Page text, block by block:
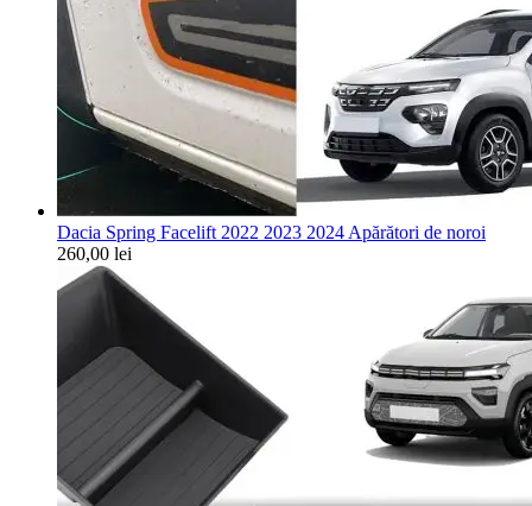
Dacia Spring Facelift 2022 2023 2024 Apărători de noroi
260,00 lei